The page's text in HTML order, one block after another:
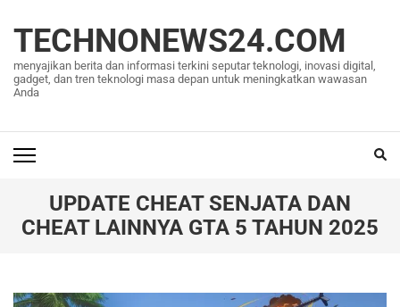
konten
(Tekan
Enter)
TECHNONEWS24.COM
menyajikan berita dan informasi terkini seputar teknologi, inovasi digital,
gadget, dan tren teknologi masa depan untuk meningkatkan wawasan
Anda
UPDATE CHEAT SENJATA DAN
CHEAT LAINNYA GTA 5 TAHUN 2025